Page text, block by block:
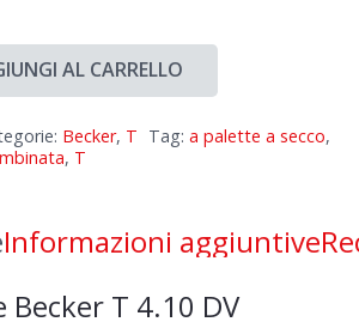
AL CARRELLO
Becker, T Tag: a palette a secco,
, T
Informazioni aggiuntive
Becker T 4.10 DV